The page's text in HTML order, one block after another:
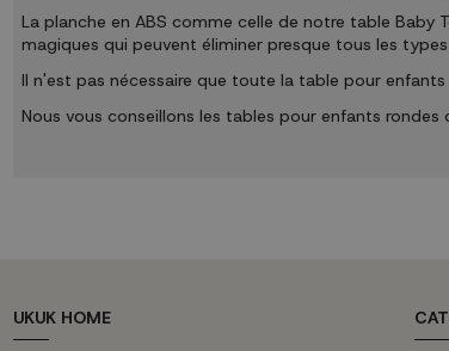
La planche en ABS comme celle de notre table
magiques qui peuvent éliminer presque tous les
Il n'est pas nécessaire que toute la table pour
Nous vous conseillons les tables pour enfants
UKUK HOME